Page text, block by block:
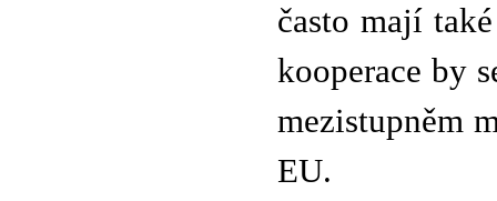
často mají
kooperace by
mezistupněm
EU.